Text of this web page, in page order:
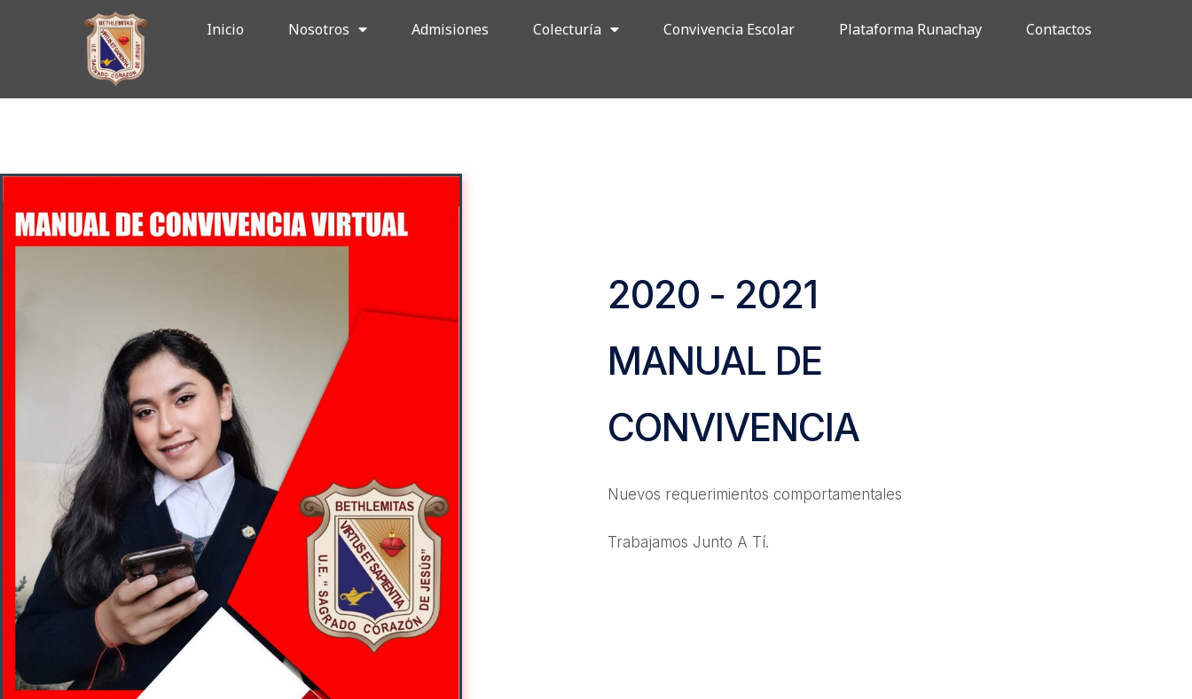
Inicio Nosotros Admisiones Colecturía Convivencia Escolar Plataforma Runachay Contactos
2020 - 2021
MANUAL DE
CONVIVENCIA
Nuevos requerimientos comportamentales
Trabajamos Junto A Tí.